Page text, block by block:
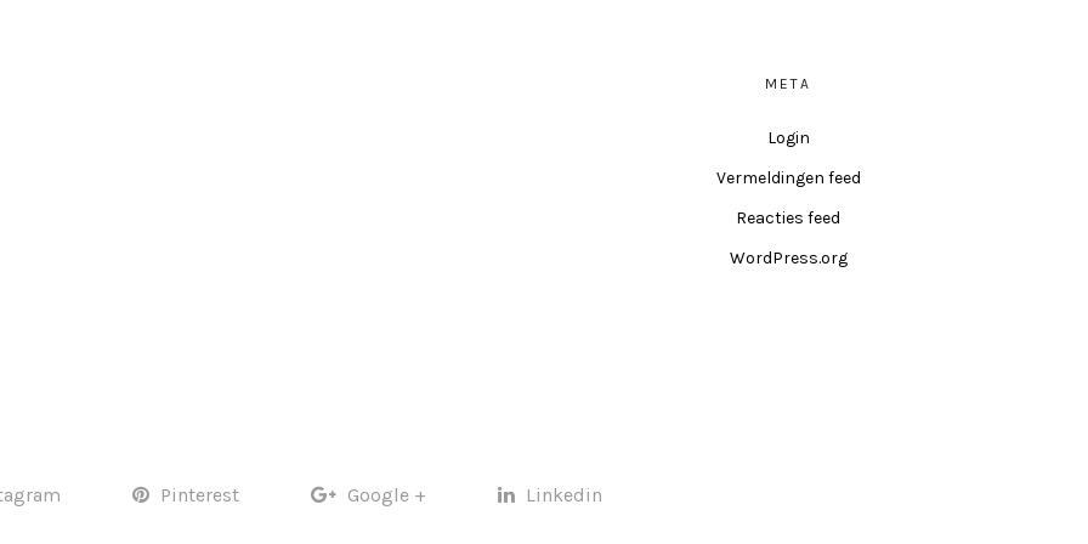
META
Login
Vermeldingen feed
Reacties feed
WordPress.org
Pinterest Google + Linkedin